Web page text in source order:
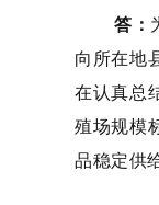
答：
向所在地
在认真总
殖场规模
品稳定供